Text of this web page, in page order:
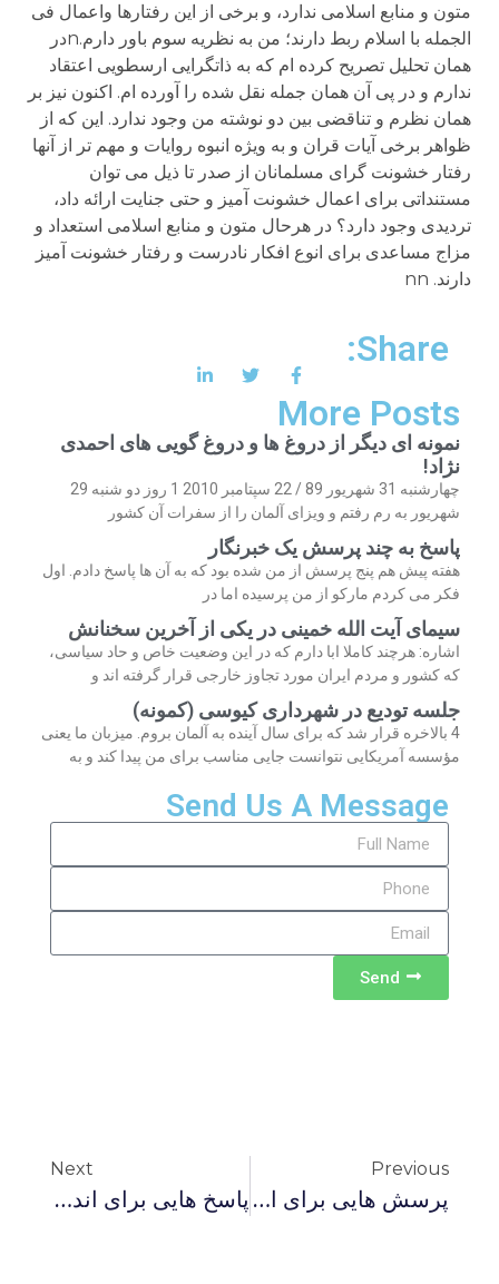
متون و منابع اسلامی ندارد، و برخی از این رفتارها واعمال فی
الجمله با اسلام ربط دارند؛ من به نظریه سوم باور دارم.nدر
همان تحلیل تصریح کرده ام که به ذاتگرایی ارسطویی اعتقاد
ندارم و در پی آن همان جمله نقل شده را آورده ام. اکنون نیز بر
همان نظرم و تناقضی بین دو نوشته من وجود ندارد. این که از
ظواهر برخی آیات قران و به ویژه انبوه روایات و مهم تر از آنها
رفتار خشونت گرای مسلمانان از صدر تا ذیل می توان
مستنداتی برای اعمال خشونت آمیز و حتی جنایت ارائه داد،
تردیدی وجود دارد؟ در هرحال متون و منابع اسلامی استعداد و
مزاج مساعدی برای انوع افکار نادرست و رفتار خشونت آمیز
دارند. nn
Share:
More Posts
نمونه ای دیگر از دروغ ها و دروغ گویی های احمدی
نژاد!
چهارشنبه 31 شهریور 89 / 22 سپتامبر 2010 1 روز دو شنبه 29
شهریور به رم رفتم و ویزای آلمان را از سفرات آن کشور
پاسخ به چند پرسش یک خبرنگار
هفته پیش هم پنج پرسش از من شده بود که به آن ها پاسخ دادم. اول
فکر می کردم مارکو از من پرسیده اما در
سیمای آیت الله خمینی در یکی از آخرین سخنانش
اشاره: هرچند کاملا ابا دارم که در این وضعیت خاص و حاد سیاسی،
که کشور و مردم ایران مورد تجاوز خارجی قرار گرفته اند و
جلسه تودیع در شهرداری کیوسی (کمونه)
4 بالاخره قرار شد که برای سال آینده به آلمان بروم. میزبان ما یعنی
مؤسسه آمریکایی نتوانست جایی مناسب برای من پیدا کند و به
Send Us A Message
Send
Previous
پرسش هایی برای اندیشیدن 81-آیا اسلام عامل عقب ماندگی مسلمانان است؟
Next
پاسخ هایی برای اندیشیدن 82-پاسخی به یک ایراد